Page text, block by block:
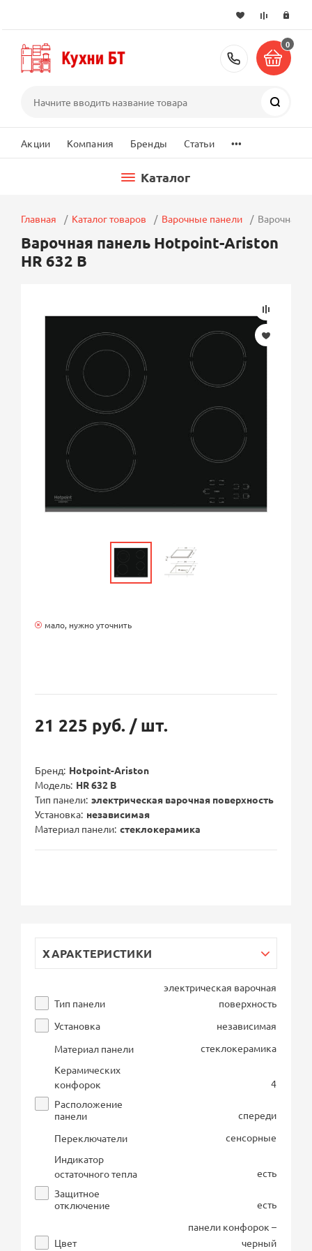
+7 (495)
0
Акции Компания Бренды Статьи ...
Каталог
Главная Каталог товаров Варочные панели Варочная
Варочная панель Hotpoint-Ariston
HR 632 B
мало, нужно уточнить
21 225 руб. / шт.
Бренд Hotpoint-Ariston
Модель HR 632 B
Тип панели электрическая варочная поверхность
Установка независимая
Материал панели стеклокерамика
ХАРАКТЕРИСТИКИ
Тип панели
электрическая варочная
поверхность
Установка
независимая
Материал панели
стеклокерамика
Керамических
конфорок
4
Расположение
панели
спереди
Переключатели
сенсорные
Индикатор
остаточного тепла
есть
Защитное
отключение
есть
Цвет
панели конфорок –
черный